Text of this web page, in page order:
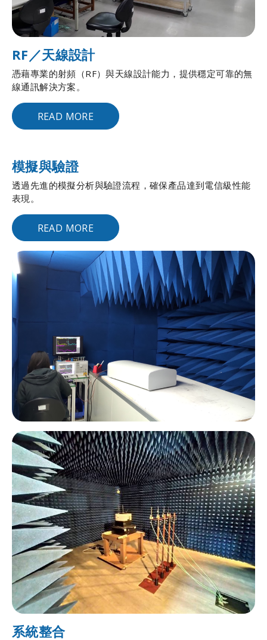
RF／天線設計
憑藉專業的射頻（RF）與天線設計能力，提供穩定可靠的無
線通訊解決方案。
READ MORE
模擬與驗證
透過先進的模擬分析與驗證流程，確保產品達到電信級性能
表現。
READ MORE
系統整合